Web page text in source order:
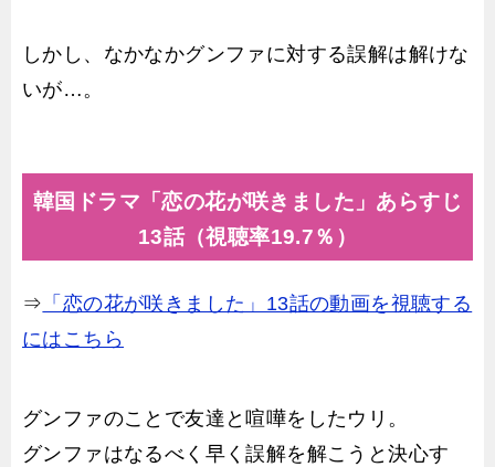
しかし、なかなかグンファに対する誤解は解けな
いが…。
韓国ドラマ「恋の花が咲きました」あらすじ
13話（視聴率19.7％）
⇒ 「恋の花が咲きました」13話の動画を視聴する
にはこちら
グンファのことで友達と喧嘩をしたウリ。
グンファはなるべく早く誤解を解こうと決心す